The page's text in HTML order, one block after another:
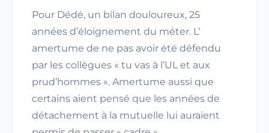
Pour Dédé, un bilan douloureux, 25
années d’éloignement du méter. L’
amertume de ne pas avoir été défendu
par les collègues « tu vas à l’UL et aux
prud’hommes ». Amertume aussi que
certains aient pensé que les années de
détachement à la mutuelle lui auraient